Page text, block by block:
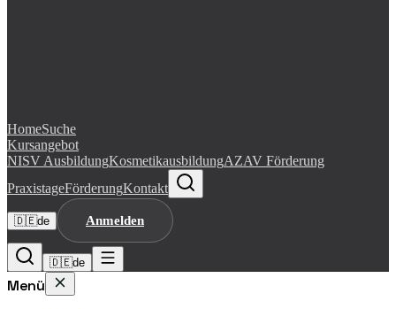
HomeSuche
Kursangebot
NISV AusbildungKosmetikausbildungAZAV Förderung
PraxistageFörderungKontakt
🇩🇪de Anmelden
🇩🇪de
Menü